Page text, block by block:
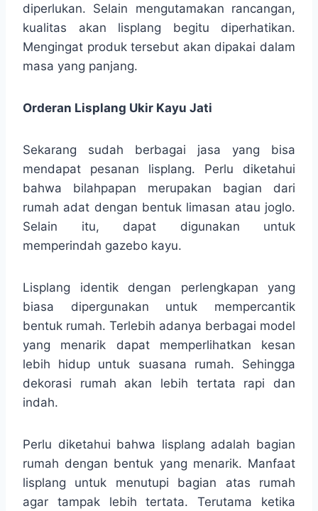
diperlukan. Selain mengutamakan rancangan,
kualitas akan lisplang begitu diperhatikan.
Mengingat produk tersebut akan dipakai dalam
masa yang panjang.
Orderan Lisplang Ukir Kayu Jati
Sekarang sudah berbagai jasa yang bisa
mendapat pesanan lisplang. Perlu diketahui
bahwa bilahpapan merupakan bagian dari
rumah adat dengan bentuk limasan atau joglo.
Selain itu, dapat digunakan untuk
memperindah gazebo kayu.
Lisplang identik dengan perlengkapan yang
biasa dipergunakan untuk mempercantik
bentuk rumah. Terlebih adanya berbagai model
yang menarik dapat memperlihatkan kesan
lebih hidup untuk suasana rumah. Sehingga
dekorasi rumah akan lebih tertata rapi dan
indah.
Perlu diketahui bahwa lisplang adalah bagian
rumah dengan bentuk yang menarik. Manfaat
lisplang untuk menutupi bagian atas rumah
agar tampak lebih tertata. Terutama ketika